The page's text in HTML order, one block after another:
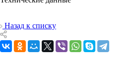
Назад к списку